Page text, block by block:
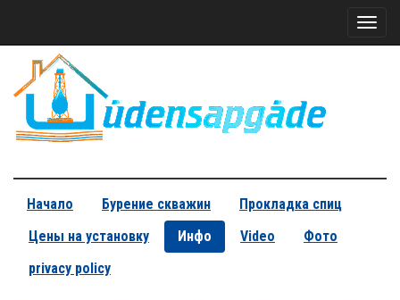
Начало Бурение скважин
Прокладка спиц
Цены на установку
Инфо Video
Фото
privacy policy